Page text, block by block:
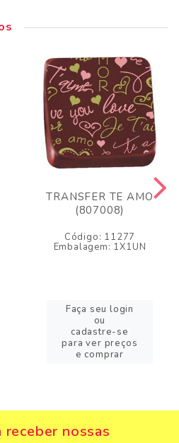
TRANSFER TE AMO
(807008)
Código: 11277
Embalagem: 1X1UN
Faça seu login
ou
cadastre-se
para ver preços
e comprar
receber nossas